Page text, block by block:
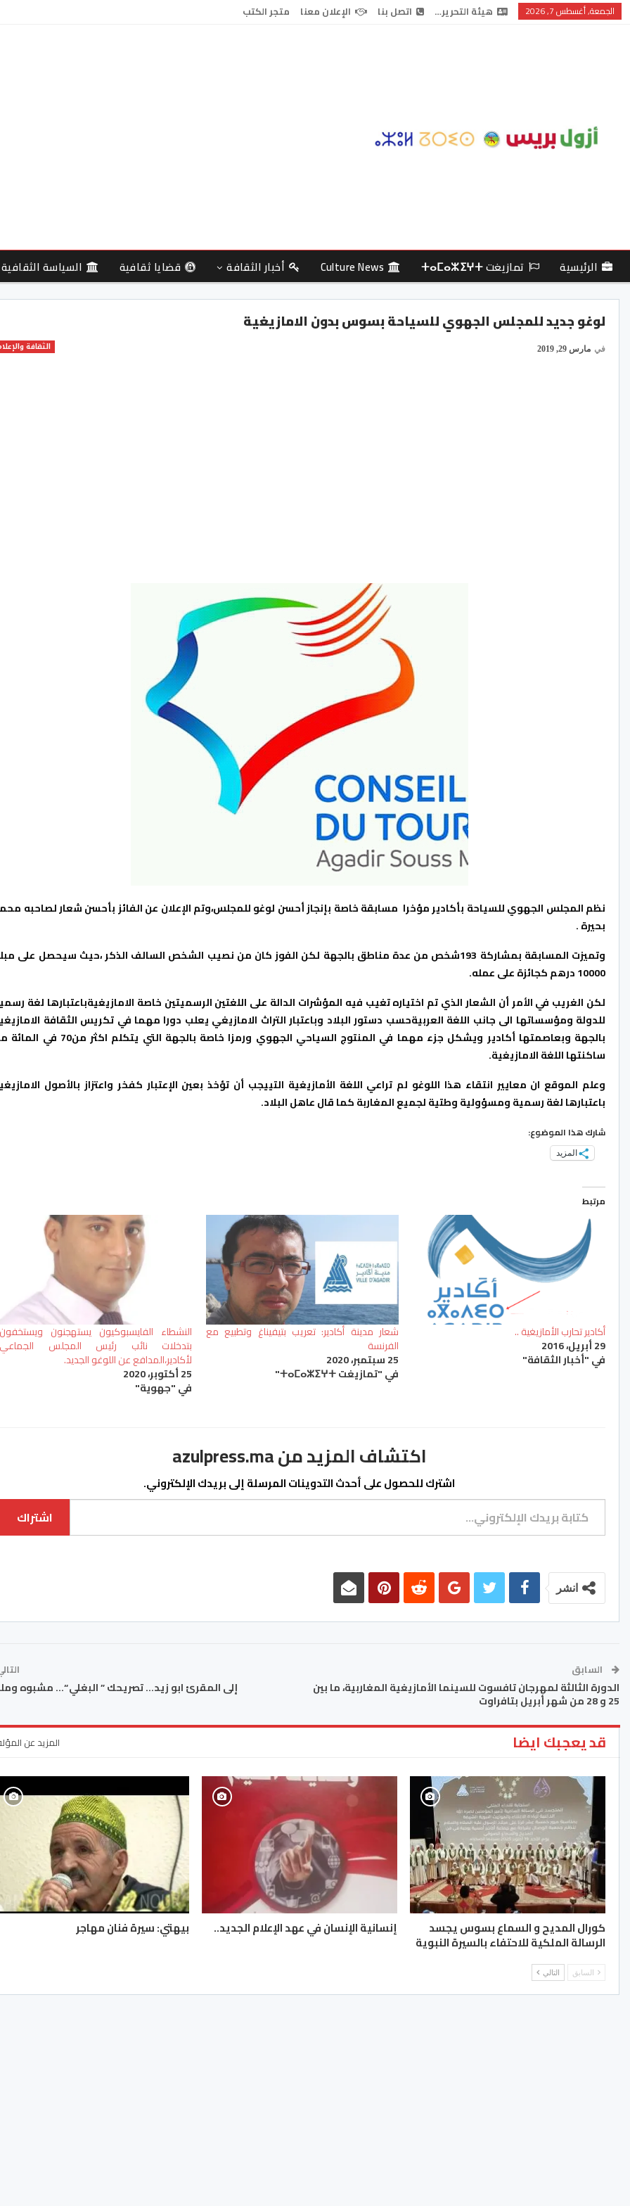
الجمعة, أغسطس 7, 2026 هيئة التحرير… اتصل بنا الإعلان معنا متجر الكتب
الرئيسية تمازيغت ⵜⴰⵎⴰⵣⵉⵖⵜ Culture News أخبار الثقافة قضايا ثقافية السياسة الثقافية
لوغو جديد للمجلس الجهوي للسياحة بسوس بدون الامازيغية
الثقافة في مارس 29, 2019
نظم المجلس الجهوي للسياحة بأكادير مؤخرا مسابقة خاصة بإنجاز أحسن لوغو للمجلس،وتم الإعلان عن الفائز بأحسن شعار لصاحبه
بحيرة .
وتميزت المسابقة بمشاركة 193شخص من عدة مناطق بالجهة لكن الفوز كان من نصيب الشخص السالف الذكر ،حيث سيحصل على
10000 درهم كجائزة على عمله.
لكن الغريب في الأمر أن الشعار الذي تم اختياره تغيب فيه المؤشرات الدالة على اللغتين الرسميتين خاصة الامازيغيةباعتبارها لغة
للدولة ومؤسساتها الى جانب اللغة العربيةحسب دستور البلاد وباعتبار التراث الامازيغي يعلب دورا مهما في تكريس الثقافة
بالجهة وبعاصمتها أكادير ويشكل جزء مهما في المنتوج السياحي الجهوي ورمزا خاصة بالجهة التي يتكلم
ساكنتها اللغة الامازيغية.
وعلم الموقع ان معايير انتقاء هذا اللوغو لم تراعي اللغة الأمازيغية التييجب أن تؤخذ بعين الإعتبار كفخر واعتزاز بالأصول
باعتبارها لغة رسمية ومسؤولية وطتية لجميع المغاربة كما قال عاهل البلاد.
شارك هذا الموضوع:
المزيد
مرتبط
أكادير تحارب الأمازيغية ..
29 أبريل، 2016
في "أخبار الثقافة"
شعار مدينة أكادير: تعريب بتيفيناغ وتطبيع مع
الفرنسة
25 سبتمبر، 2020
في "تمازيغت ⵜⴰⵎⴰⵣⵉⵖⵜ"
النشطاء الفايسبوكيون يستهجنون ويستخفون
بتدخلات نائب رئيس المجلس الجماعي
لأكادير،المدافع عن اللوغو الجديد.
25 أكتوبر، 2020
في "جهوية"
اكتشاف المزيد من azulpress.ma
اشترك للحصول على أحدث التدوينات المرسلة إلى بريدك الإلكتروني.
كتابة بريدك الإلكتروني...
اشتراك
انشر
السابق
الدورة الثالثة لمهرجان تافسوت للسينما الأمازيغية المغاربية، ما بين
25 و 28 من شهر أبريل بتافراوت
قد يعجبك ايضا المزيد عن
كورال المديح و السماع بسوس يجسد
الرسالة الملكية للاحتفاء بالسيرة النبوية
إنسانية الإنسان في عهد الإعلام الجديد.. بيهتي: سيرة فنان مهاجر
السابق التالي